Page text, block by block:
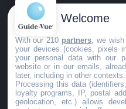
Pathologies adultes
Signes d'une urgence
La vision
Acuité visuelle
Myosis / mydriase
Œdème oculaire
Welcome
With our 210 partners , we
your devices (cookies, pixels
your personal data with our
website or in our emails,
later, including in other contexts.
Processing this data
loyalty programs, IP, postal
geolocation, etc.) allows